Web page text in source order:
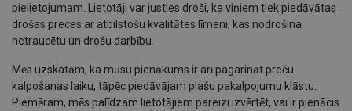
pielietojumam. Lietotāji var justies droši, ka viņiem tiek piedāvātas
drošas preces ar atbilstošu kvalitātes līmeni, kas nodrošina
netraucētu un drošu darbību.
Mēs uzskatām, ka mūsu pienākums ir arī pagarināt preču
kalpošanas laiku, tāpēc piedāvājam plašu pakalpojumu klāstu.
Piemēram, mēs palīdzam lietotājiem pareizi izvērtēt, vai ir pienācis